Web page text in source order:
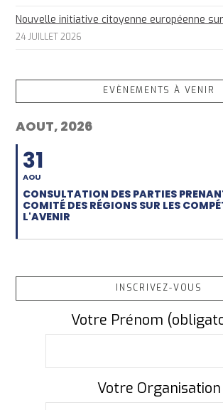
Nouvelle initiative citoyenne européenne
24 JUILLET 2026
EVÈNEMENTS À VENIR
AOUT, 2026
31
AOU
CONSULTATION DES PARTIES
COMITÉ DES RÉGIONS SUR LES
L'AVENIR
INSCRIVEZ-VOUS
Votre Prénom
Votre Organisation